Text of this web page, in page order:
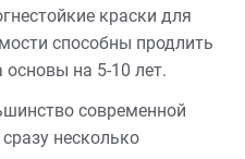
краски для
способны продлить
на 5-10 лет.
современной
несколько